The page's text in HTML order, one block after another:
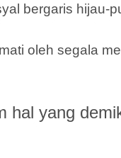
bergaris hijau-
oleh segala
yang